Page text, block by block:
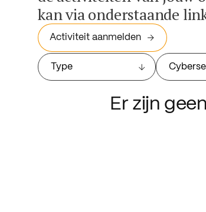
kan via onderstaande
Activiteit aanmelden
Type
Er zijn